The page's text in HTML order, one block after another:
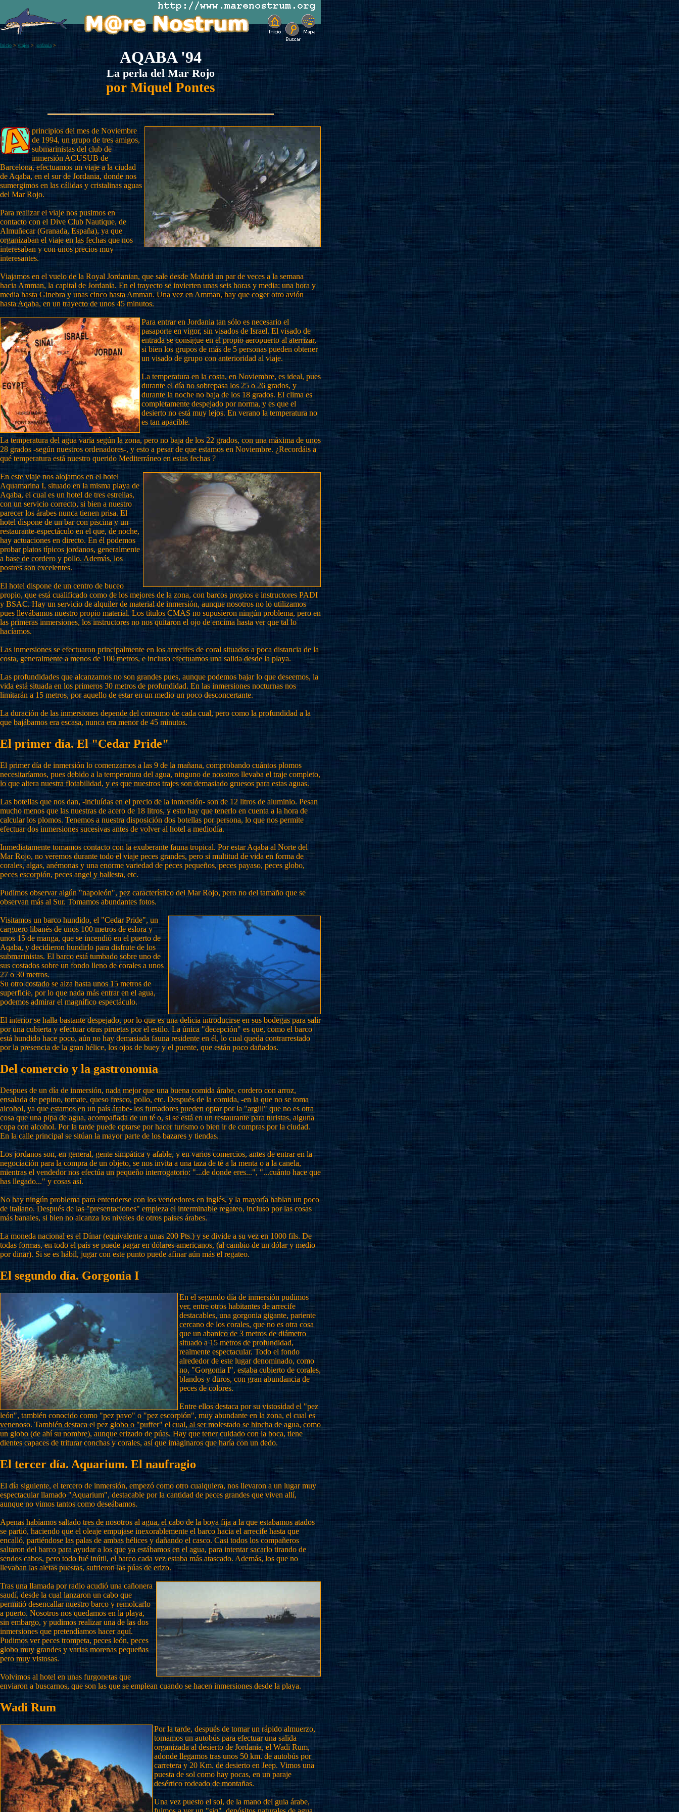
Inicio >viajes>jordania>
AQABA '94
La perla del Mar Rojo
por Miquel Pontes
principios del mes de Noviembre
de 1994, un grupo de tres amigos,
submarinistas del club de
inmersión ACUSUB de
Barcelona, efectuamos un viaje a la ciudad
de Aqaba, en el sur de Jordania, donde nos
sumergimos en las cálidas y cristalinas aguas
del Mar Rojo.
Para realizar el viaje nos pusimos en
contacto con el Dive Club Nautique, de
Almuñecar (Granada, España), ya que
organizaban el viaje en las fechas que nos
interesaban y con unos precios muy
interesantes.
Viajamos en el vuelo de la Royal Jordanian, que sale desde Madrid un par de veces a la semana
hacia Amman, la capital de Jordania. En el trayecto se invierten unas seis horas y media: una hora y
media hasta Ginebra y unas cinco hasta Amman. Una vez en Amman, hay que coger otro avión
hasta Aqaba, en un trayecto de unos 45 minutos.
Para entrar en Jordania tan sólo es necesario el
pasaporte en vigor, sin visados de Israel. El visado de
entrada se consigue en el propio aeropuerto al aterrizar,
si bien los grupos de más de 5 personas pueden obtener
un visado de grupo con anterioridad al viaje.
La temperatura en la costa, en Noviembre, es ideal, pues
durante el día no sobrepasa los 25 o 26 grados, y
durante la noche no baja de los 18 grados. El clima es
completamente despejado por norma, y es que el
desierto no está muy lejos. En verano la temperatura no
es tan apacible.
La temperatura del agua varía según la zona, pero no baja de los 22 grados, con una máxima de unos
28 grados -según nuestros ordenadores-, y esto a pesar de que estamos en Noviembre. ¿Recordáis a
qué temperatura está nuestro querido Mediterráneo en estas fechas ?
En este viaje nos alojamos en el hotel
Aquamarina I, situado en la misma playa de
Aqaba, el cual es un hotel de tres estrellas,
con un servicio correcto, si bien a nuestro
parecer los árabes nunca tienen prisa. El
hotel dispone de un bar con piscina y un
restaurante-espectáculo en el que, de noche,
hay actuaciones en directo. En él podemos
probar platos típicos jordanos, generalmente
a base de cordero y pollo. Además, los
postres son excelentes.
El hotel dispone de un centro de buceo
propio, que está cualificado como de los mejores de la zona, con barcos propios e instructores PADI
y BSAC. Hay un servicio de alquiler de material de inmersión, aunque nosotros no lo utilizamos
pues llevábamos nuestro propio material. Los títulos CMAS no supusieron ningún problema, pero en
las primeras inmersiones, los instructores no nos quitaron el ojo de encima hasta ver que tal lo
hacíamos.
Las inmersiones se efectuaron principalmente en los arrecifes de coral situados a poca distancia de la
costa, generalmente a menos de 100 metros, e incluso efectuamos una salida desde la playa.
Las profundidades que alcanzamos no son grandes pues, aunque podemos bajar lo que deseemos, la
vida está situada en los primeros 30 metros de profundidad. En las inmersiones nocturnas nos
limitarán a 15 metros, por aquello de estar en un medio un poco desconcertante.
La duración de las inmersiones depende del consumo de cada cual, pero como la profundidad a la
que bajábamos era escasa, nunca era menor de 45 minutos.
El primer día. El "Cedar Pride"
El primer día de inmersión lo comenzamos a las 9 de la mañana, comprobando cuántos plomos
necesitaríamos, pues debido a la temperatura del agua, ninguno de nosotros llevaba el traje completo,
lo que altera nuestra flotabilidad, y es que nuestros trajes son demasiado gruesos para estas aguas.
Las botellas que nos dan, -incluídas en el precio de la inmersión- son de 12 litros de aluminio. Pesan
mucho menos que las nuestras de acero de 18 litros, y esto hay que tenerlo en cuenta a la hora de
calcular los plomos. Tenemos a nuestra disposición dos botellas por persona, lo que nos permite
efectuar dos inmersiones sucesivas antes de volver al hotel a mediodía.
Inmediatamente tomamos contacto con la exuberante fauna tropical. Por estar Aqaba al Norte del
Mar Rojo, no veremos durante todo el viaje peces grandes, pero si multitud de vida en forma de
corales, algas, anémonas y una enorme variedad de peces pequeños, peces payaso, peces globo,
peces escorpión, peces angel y ballesta, etc.
Pudimos observar algún "napoleón", pez característico del Mar Rojo, pero no del tamaño que se
observan más al Sur. Tomamos abundantes fotos.
Visitamos un barco hundido, el "Cedar Pride", un
carguero libanés de unos 100 metros de eslora y
unos 15 de manga, que se incendió en el puerto de
Aqaba, y decidieron hundirlo para disfrute de los
submarinistas. El barco está tumbado sobre uno de
sus costados sobre un fondo lleno de corales a unos
27 o 30 metros.
Su otro costado se alza hasta unos 15 metros de
superficie, por lo que nada más entrar en el agua,
podemos admirar el magnífico espectáculo.
El interior se halla bastante despejado, por lo que es una delicia introducirse en sus bodegas para salir
por una cubierta y efectuar otras piruetas por el estilo. La única "decepción" es que, como el barco
está hundido hace poco, aún no hay demasiada fauna residente en él, lo cual queda contrarrestado
por la presencia de la gran hélice, los ojos de buey y el puente, que están poco dañados.
Del comercio y la gastronomía
Despues de un día de inmersión, nada mejor que una buena comida árabe, cordero con arroz,
ensalada de pepino, tomate, queso fresco, pollo, etc. Después de la comida, -en la que no se toma
alcohol, ya que estamos en un país árabe- los fumadores pueden optar por la "argill" que no es otra
cosa que una pipa de agua, acompañada de un té o, si se está en un restaurante para turistas, alguna
copa con alcohol. Por la tarde puede optarse por hacer turismo o bien ir de compras por la ciudad.
En la calle principal se sitúan la mayor parte de los bazares y tiendas.
Los jordanos son, en general, gente simpática y afable, y en varios comercios, antes de entrar en la
negociación para la compra de un objeto, se nos invita a una taza de té a la menta o a la canela,
mientras el vendedor nos efectúa un pequeño interrogatorio: "...de donde eres...", "...cuánto hace que
has llegado..." y cosas así.
No hay ningún problema para entenderse con los vendedores en inglés, y la mayoría hablan un poco
de italiano. Después de las "presentaciones" empieza el interminable regateo, incluso por las cosas
más banales, si bien no alcanza los niveles de otros paises árabes.
La moneda nacional es el Dínar (equivalente a unas 200 Pts.) y se divide a su vez en 1000 fils. De
todas formas, en todo el país se puede pagar en dólares americanos, (al cambio de un dólar y medio
por dinar). Si se es hábil, jugar con este punto puede afinar aún más el regateo.
El segundo día. Gorgonia I
En el segundo día de inmersión pudimos
ver, entre otros habitantes de arrecife
destacables, una gorgonia gigante, pariente
cercano de los corales, que no es otra cosa
que un abanico de 3 metros de diámetro
situado a 15 metros de profundidad,
realmente espectacular. Todo el fondo
alrededor de este lugar denominado, como
no, "Gorgonia I", estaba cubierto de corales,
blandos y duros, con gran abundancia de
peces de colores.
Entre ellos destaca por su vistosidad el "pez
león", también conocido como "pez pavo" o "pez escorpión", muy abundante en la zona, el cual es
venenoso. También destaca el pez globo o "puffer" el cual, al ser molestado se hincha de agua, como
un globo (de ahí su nombre), aunque erizado de púas. Hay que tener cuidado con la boca, tiene
dientes capaces de triturar conchas y corales, así que imaginaros que haría con un dedo.
El tercer día. Aquarium. El naufragio
El día siguiente, el tercero de inmersión, empezó como otro cualquiera, nos llevaron a un lugar muy
espectacular llamado "Aquarium", destacable por la cantidad de peces grandes que viven allí,
aunque no vimos tantos como deseábamos.
Apenas habíamos saltado tres de nosotros al agua, el cabo de la boya fija a la que estabamos atados
se partió, haciendo que el oleaje empujase inexorablemente el barco hacia el arrecife hasta que
encalló, partiéndose las palas de ambas hélices y dañando el casco. Casi todos los compañeros
saltaron del barco para ayudar a los que ya estábamos en el agua, para intentar sacarlo tirando de
sendos cabos, pero todo fué inútil, el barco cada vez estaba más atascado. Además, los que no
llevaban las aletas puestas, sufrieron las púas de erizo.
Tras una llamada por radio acudió una cañonera
saudí, desde la cual lanzaron un cabo que
permitió desencallar nuestro barco y remolcarlo
a puerto. Nosotros nos quedamos en la playa,
sin embargo, y pudimos realizar una de las dos
inmersiones que pretendíamos hacer aquí.
Pudimos ver peces trompeta, peces león, peces
globo muy grandes y varias morenas pequeñas
pero muy vistosas.
Volvimos al hotel en unas furgonetas que
enviaron a buscarnos, que son las que se emplean cuando se hacen inmersiones desde la playa.
Wadi Rum
Por la tarde, después de tomar un rápido almuerzo,
tomamos un autobús para efectuar una salida
organizada al desierto de Jordania, el Wadi Rum,
adonde llegamos tras unos 50 km. de autobús por
carretera y 20 Km. de desierto en Jeep. Vimos una
puesta de sol como hay pocas, en un paraje
desértico rodeado de montañas.
Una vez puesto el sol, de la mano del guia árabe,